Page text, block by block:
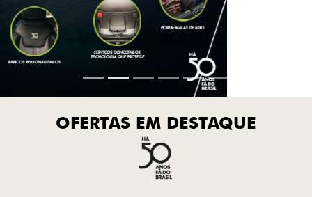
TITANO
TITANO VOLCANO MULTIJET TURBODIESEL AT
2026/2026
TITANO
TITANO RANCH MULTIJET TURBODIESEL AT
2026/2026